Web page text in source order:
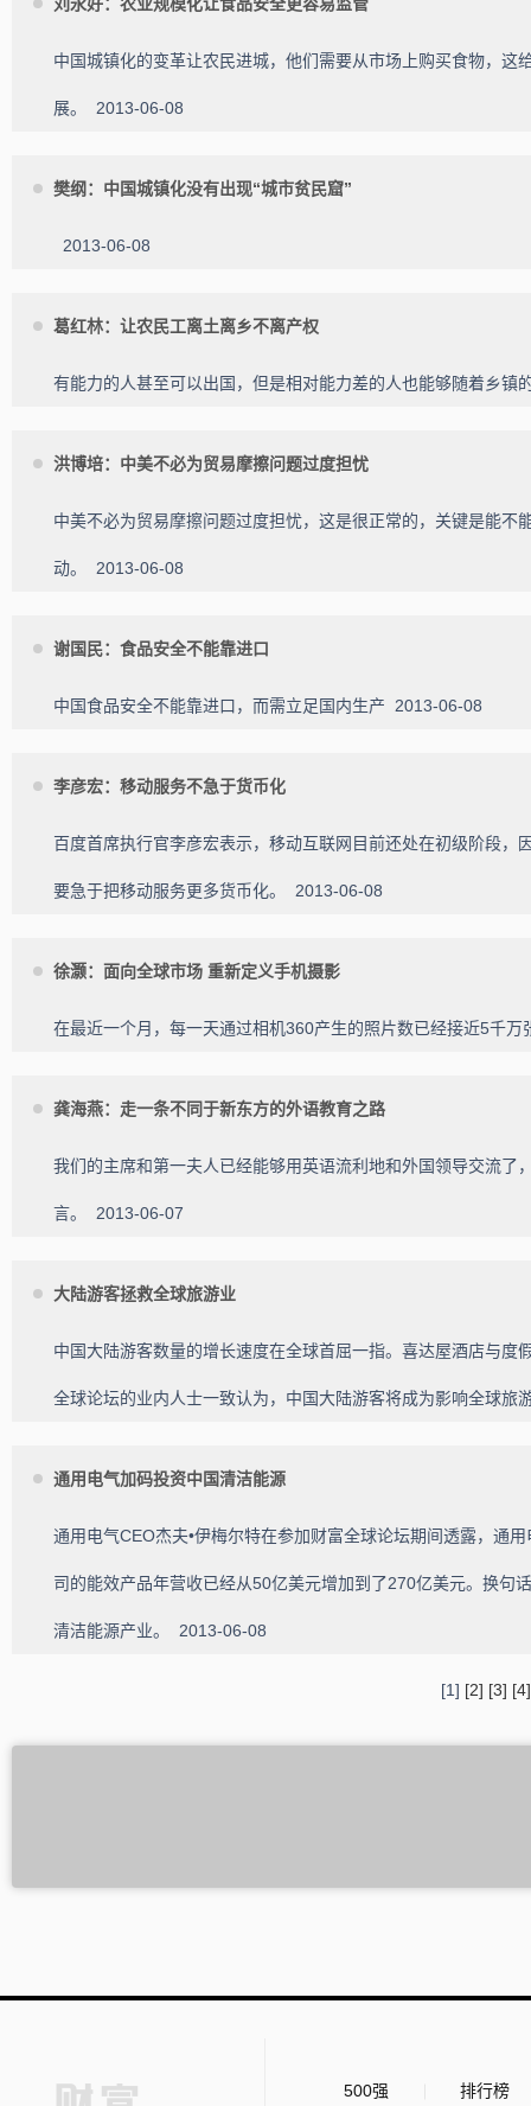
中国城镇化的变革让农民进城，他们需要从市场上购买食物，
展。 2013-06-08
樊纲：中国城镇化没有出现“城市贫民窟”
2013-06-08
葛红林：让农民工离土离乡不离产权
有能力的人甚至可以出国，但是相对能力差的人也能够随着乡
洪博培：中美不必为贸易摩擦问题过度担忧
中美不必为贸易摩擦问题过度担忧，这是很正常的，关键是能
动。 2013-06-08
谢国民：食品安全不能靠进口
中国食品安全不能靠进口，而需立足国内生产 2013-06-08
李彦宏：移动服务不急于货币化
百度首席执行官李彦宏表示，移动互联网目前还处在初级阶段
要急于把移动服务更多货币化。 2013-06-08
徐灏：面向全球市场 重新定义手机摄影
在最近一个月，每一天通过相机360产生的照片数已经接近5千
龚海燕：走一条不同于新东方的外语教育之路
我们的主席和第一夫人已经能够用英语流利地和外国领导交流
言。 2013-06-07
大陆游客拯救全球旅游业
中国大陆游客数量的增长速度在全球首屈一指。喜达屋酒店与
全球论坛的业内人士一致认为，中国大陆游客将成为影响全球
通用电气加码投资中国清洁能源
通用电气CEO杰夫•伊梅尔特在参加财富全球论坛期间透露，通
司的能效产品年营收已经从50亿美元增加到了270亿美元。换句
清洁能源产业。 2013-06-08
[1] [2] [3] [4]
500强 排行榜